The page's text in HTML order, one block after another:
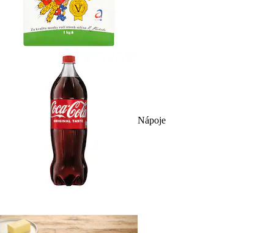
Nápoje